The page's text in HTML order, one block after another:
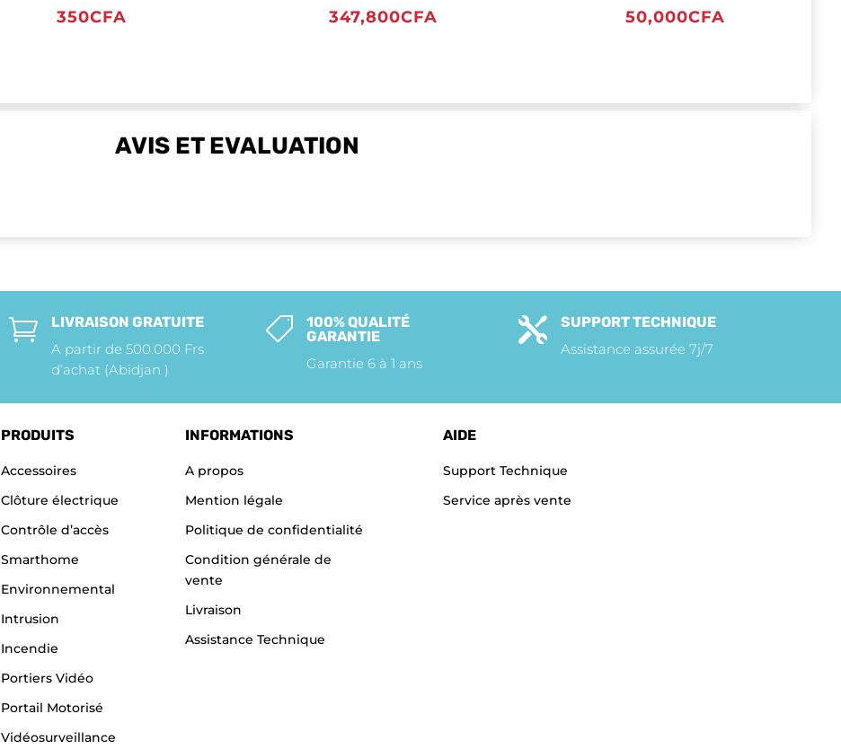
350CFA 347,800CFA 50,000CFA
AVIS ET EVALUATION

LIVRAISON GRATUITE
A partir de 500.000 Frs
d’achat (Abidjan )

100% QUALITÉ
GARANTIE
Garantie 6 à 1 ans

SUPPORT TECHNIQUE
Assistance assurée 7j/7
PRODUITS
Accessoires
Clôture électrique
Contrôle d’accès
Smarthome
Environnemental
Intrusion
Incendie
Portiers Vidéo
Portail Motorisé
Vidéosurveillance
INFORMATIONS
A propos
Mention légale
Politique de confidentialité
Condition générale de
vente
Livraison
Assistance Technique
AIDE
Support Technique
Service après vente